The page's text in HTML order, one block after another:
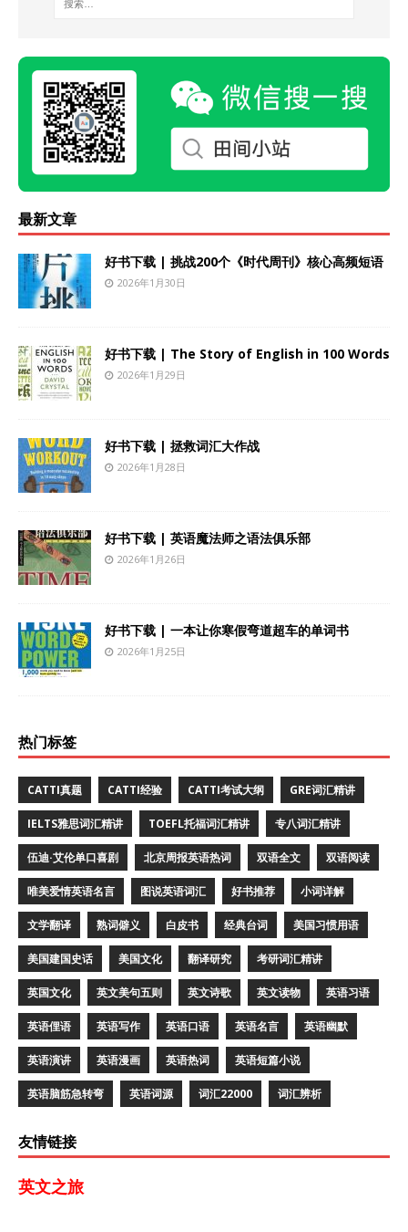
最新文章
好书下载 | 挑战200个《时代周刊》核心高频短语
2026年1月30日
好书下载 | The Story of English in 100 Words
2026年1月29日
好书下载 | 拯救词汇大作战
2026年1月28日
好书下载 | 英语魔法师之语法俱乐部
2026年1月26日
好书下载 | 一本让你寒假弯道超车的单词书
2026年1月25日
热门标签
CATTI真题 CATTI经验 CATTI考试大纲 GRE词汇精讲
IELTS雅思词汇精讲 TOEFL托福词汇精讲 专八词汇精讲
伍迪·艾伦单口喜剧 北京周报英语热词 双语全文 双语阅读
唯美爱情英语名言 图说英语词汇 好书推荐 小词详解
文学翻译 熟词僻义 白皮书 经典台词 美国习惯用语
美国建国史话 美国文化 翻译研究 考研词汇精讲
英国文化 英文美句五则 英文诗歌 英文读物 英语习语
英语俚语 英语写作 英语口语 英语名言 英语幽默
英语演讲 英语漫画 英语热词 英语短篇小说
英语脑筋急转弯 英语词源 词汇22000 词汇辨析
友情链接
英文之旅